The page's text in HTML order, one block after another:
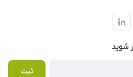
شوید
ثبت